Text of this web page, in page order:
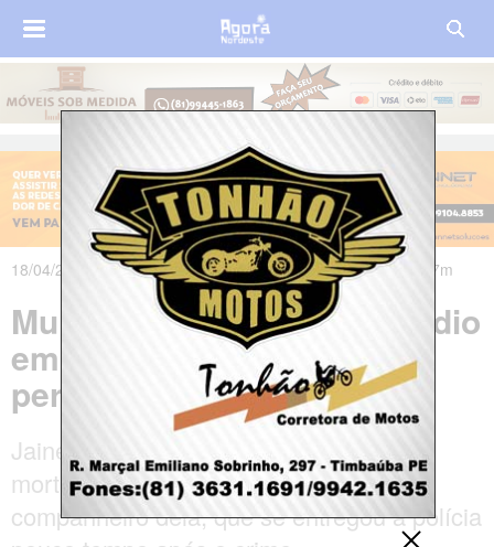
18/04/2025 às 06h11m - Atualizado em 18/04/2025 às 10h37m
Mulher é vítima de feminicídio
em Arcoverde, no Sertão
pernambucano
Jaine Bezerra da Silva, de 27 anos, foi
morta a tiros, o principal suspeito é o
companheiro dela, que se entregou à polícia